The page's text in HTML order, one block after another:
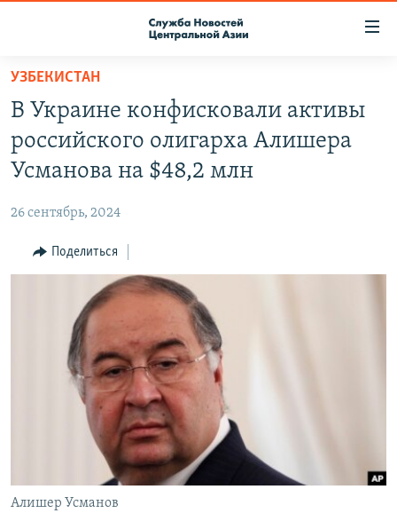
Вернуться
основному
содержанию
Вернутся
главной
навигации
Вернутся
ПОДПИСКА
КОНТАКТЫ
НАСТОЯЩЕЕ ВРЕМЯ
МИГРАНТ МЕДИА
УЗБЕКИСТАН
В Украине конфисковали активы
российского олигарха Алишера
Усманова на $48,2 млн
26 сентябрь, 2024
Поделиться
Алишер Усманов